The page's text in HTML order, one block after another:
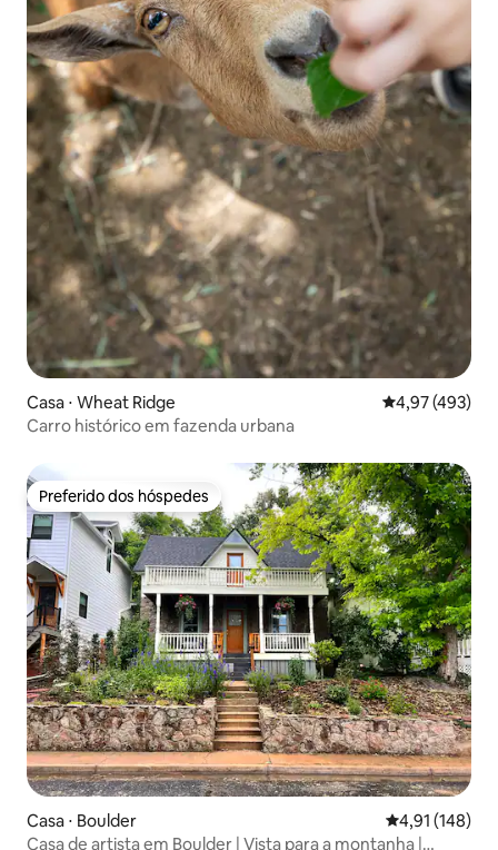
Casa ⋅ Wheat Ridge 4,97 de uma
4,97 (493)
Carro histórico em fazenda urbana
Preferido dos hóspedes
Preferido dos hóspedes
Casa ⋅ Boulder 4,91 de uma
4,91 (148)
Casa de artista em Boulder | Vista para a montanha |